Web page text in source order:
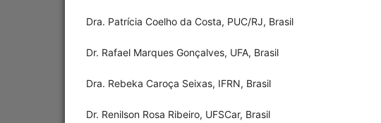
Dra. Patrícia Coelho da Costa, PUC/RJ, Brasil
Dr. Rafael Marques Gonçalves, UFA, Brasil
Dra. Rebeka Caroça Seixas, IFRN, Brasil
Dr. Renilson Rosa Ribeiro, UFSCar, Brasil